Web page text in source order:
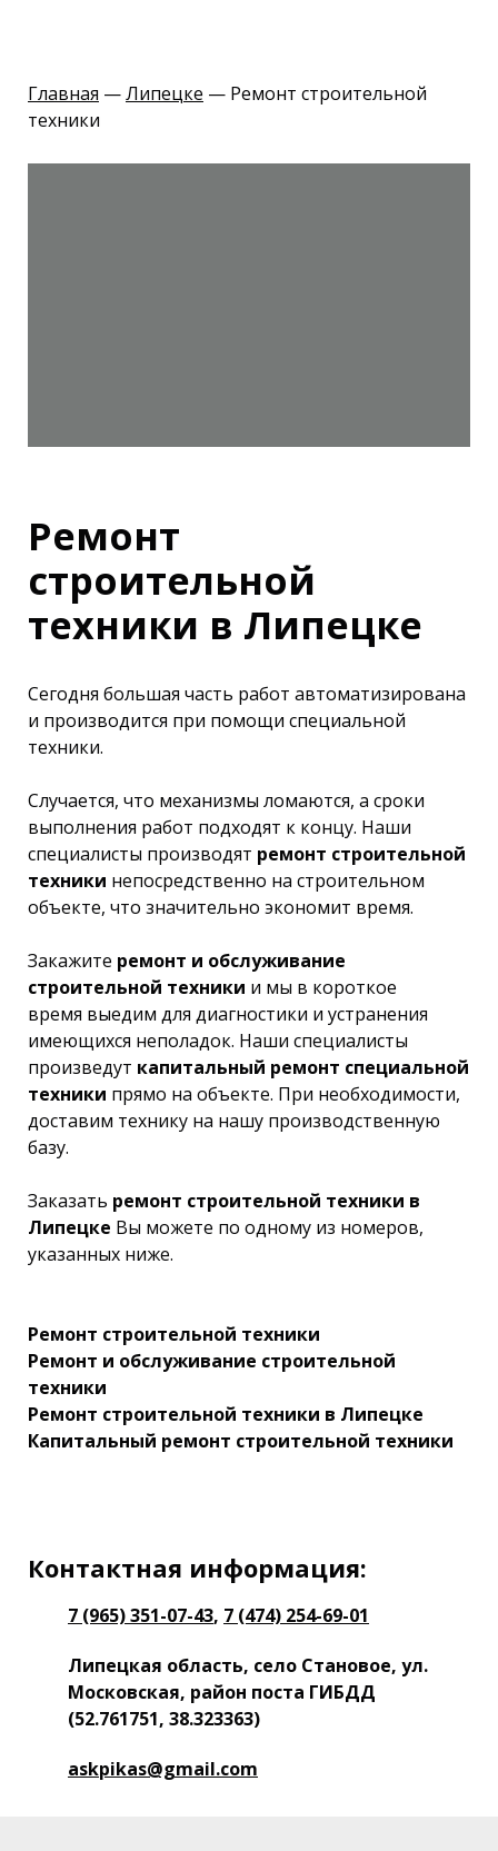
Главная —Липецке — Ремонт строительной
техники
Ремонт
строительной
техники в Липецке
Сегодня большая часть работ автоматизирована
и производится при помощи специальной
техники.
Случается, что механизмы ломаются, а сроки
выполнения работ подходят к концу. Наши
специалисты производят ремонт строительной
техники непосредственно на строительном
объекте, что значительно экономит время.
Закажите ремонт и обслуживание
строительной техники и мы в короткое
время выедим для диагностики и устранения
имеющихся неполадок. Наши специалисты
произведут капитальный ремонт специальной
техники прямо на объекте. При необходимости,
доставим технику на нашу производственную
базу.
Заказать ремонт строительной техники в
Липецке Вы можете по одному из номеров,
указанных ниже.
Ремонт строительной техники
Ремонт и обслуживание строительной
техники
Ремонт строительной техники в Липецке
Капитальный ремонт строительной техники
Контактная информация:
7 (965) 351-07-43, 7 (474) 254-69-01
Липецкая область, село Становое, ул.
Московская, район поста ГИБДД
(52.761751, 38.323363)
askpikas@gmail.com